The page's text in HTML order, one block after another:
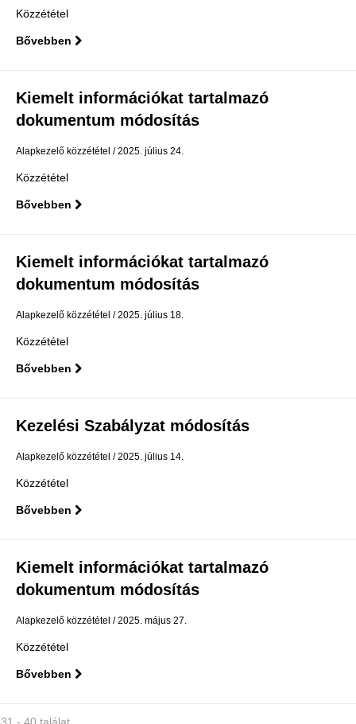
Közzététel
Bővebben
Kiemelt információkat tartalmazó
dokumentum módosítás
Alapkezelő közzététel 2025. július 24.
Közzététel
Bővebben
Kiemelt információkat tartalmazó
dokumentum módosítás
Alapkezelő közzététel 2025. július 18.
Közzététel
Bővebben
Kezelési Szabályzat módosítás
Alapkezelő közzététel 2025. július 14.
Közzététel
Bővebben
Kiemelt információkat tartalmazó
dokumentum módosítás
Alapkezelő közzététel 2025. május 27.
Közzététel
Bővebben